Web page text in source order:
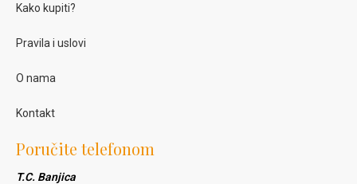
Kako kupiti?
Pravila i uslovi
O nama
Kontakt
Poručite telefonom
T.C. Banjica